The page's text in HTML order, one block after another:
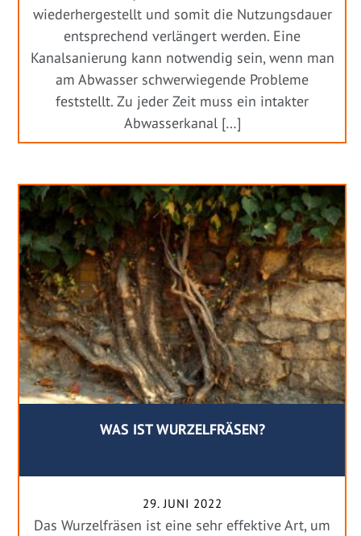
wiederhergestellt und somit die Nutzungsdauer
entsprechend verlängert werden. Eine
Kanalsanierung kann notwendig sein, wenn man
am Abwasser schwerwiegende Probleme
feststellt. Zu jeder Zeit muss ein intakter
Abwasserkanal […]
WAS IST WURZELFRÄSEN?
29. JUNI 2022
Das Wurzelfräsen ist eine sehr effektive Art, um